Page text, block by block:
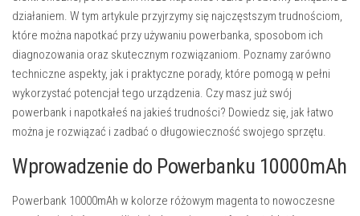
działaniem. W tym artykule przyjrzymy się najczęstszym trudnościom,
które można napotkać przy używaniu powerbanka, sposobom ich
diagnozowania oraz skutecznym rozwiązaniom. Poznamy zarówno
techniczne aspekty, jak i praktyczne porady, które pomogą w pełni
wykorzystać potencjał tego urządzenia. Czy masz już swój
powerbank i napotkałeś na jakieś trudności? Dowiedz się, jak łatwo
można je rozwiązać i zadbać o długowieczność swojego sprzętu.
Wprowadzenie do Powerbanku 10000mAh
Powerbank 10000mAh w kolorze różowym magenta to nowoczesne